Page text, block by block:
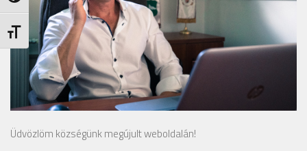
Betűméret váltása
Üdvözlöm községünk megújult weboldalán!